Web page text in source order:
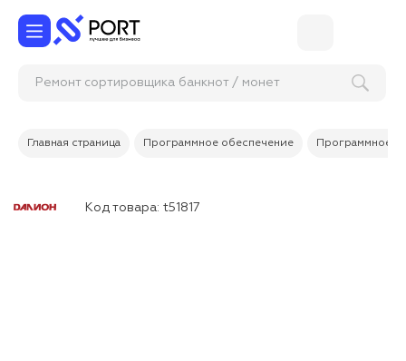
Ремонт сортировщика банкнот / монет
Главная страница Программное обеспечение Программное
Код товара: t51817